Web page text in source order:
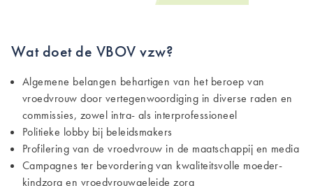
Wat doet de VBOV vzw?
Algemene belangen behartigen van het beroep van
vroedvrouw door vertegenwoordiging in diverse raden en
commissies, zowel intra- als interprofessioneel
Politieke lobby bij beleidsmakers
Profilering van de vroedvrouw in de maatschappij en media
Campagnes ter bevordering van kwaliteitsvolle moeder-
kindzorg en vroedvrouwgeleide zorg